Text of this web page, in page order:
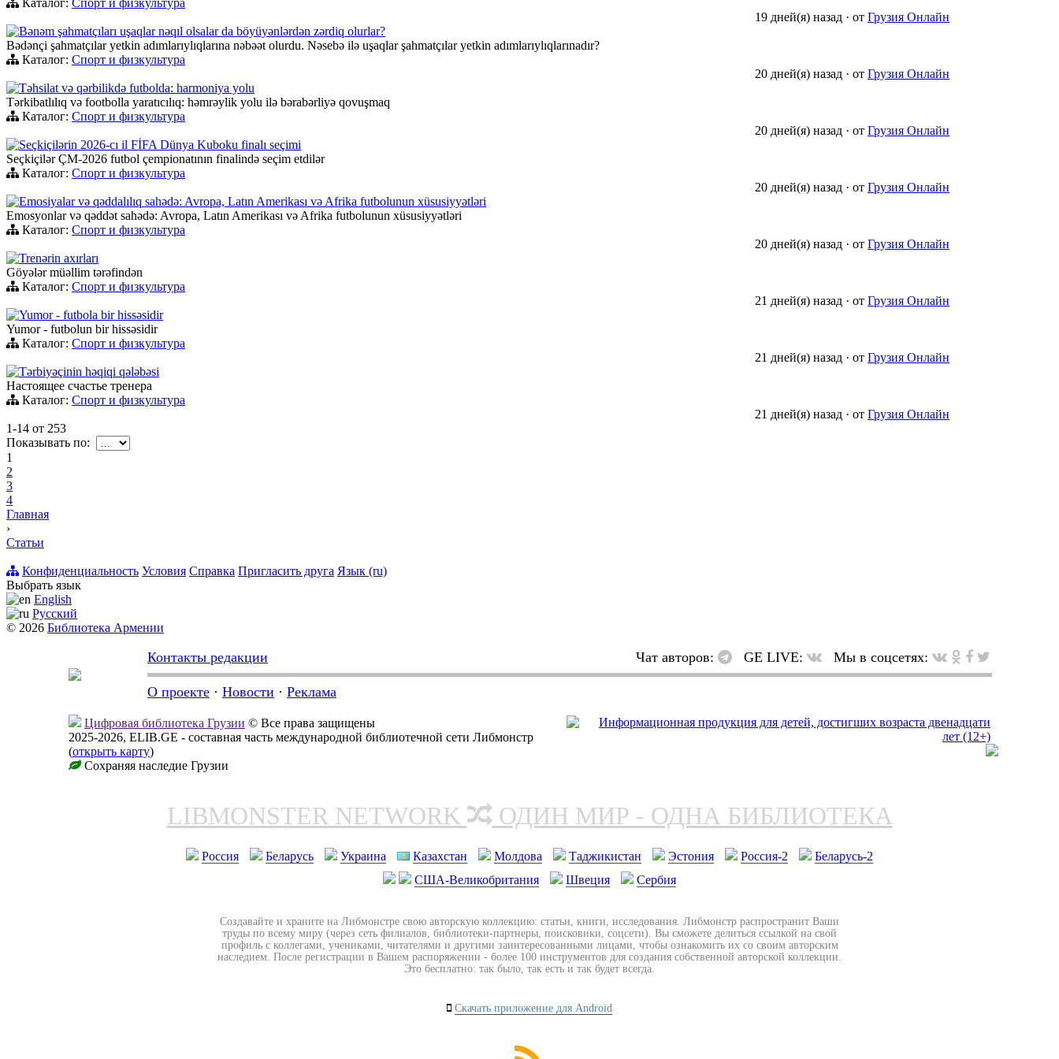
19 дней(я) назад · от Грузия Онлайн
Bənəm şahmatçıları uşaqlar nəqıl olsalar da böyüyənlərdən zərdiq olurlar?
Bədənçi şahmatçılar yetkin adımlarıylıqlarına nəbəət olurdu. Nəsebə ilə uşaqlar şahmatçılar yetkin adımlarıylıqlarınadır?
Каталог: Спорт и физкультура
20 дней(я) назад · от Грузия Онлайн
Təhsilat və qərbilikdə futbolda: harmoniya yolu
Tərkibatlılıq və footbolla yaratıcılıq: həmrəylik yolu ilə bərabərliyə qovuşmaq
Каталог: Спорт и физкультура
20 дней(я) назад · от Грузия Онлайн
Seçkiçilərin 2026-cı il FİFA Dünya Kuboku finalı seçimi
Seçkiçilər ÇM-2026 futbol çempionatının finalində seçim etdilər
Каталог: Спорт и физкультура
20 дней(я) назад · от Грузия Онлайн
Emosiyalar və qəddalılıq sahədə: Avropa, Latın Amerikası və Afrika futbolunun xüsusiyyətləri
Emosyonlar və qəddət sahədə: Avropa, Latın Amerikası və Afrika futbolunun xüsusiyyətləri
Каталог: Спорт и физкультура
20 дней(я) назад · от Грузия Онлайн
Trenərin axırları
Göyələr müəllim tərəfindən
Каталог: Спорт и физкультура
21 дней(я) назад · от Грузия Онлайн
Yumor - futbola bir hissəsidir
Yumor - futbolun bir hissəsidir
Каталог: Спорт и физкультура
21 дней(я) назад · от Грузия Онлайн
Tərbiyəçinin həqiqi qələbəsi
Настоящее счастье тренера
Каталог: Спорт и физкультура
21 дней(я) назад · от Грузия Онлайн
1-14 от 253
Показывать по:
1
2
3
4
Главная
›
Статьи
Конфиденциальность Условия Справка Пригласить друга Язык (ru)
Выбрать язык
English
Русский
© 2026 Библиотека Армении
Контакты редакции Чат авторов: GE LIVE: Мы в соцсетях:
О проекте · Новости · Реклама
Цифровая библиотека Грузии © Все права защищены
2025-2026, ELIB.GE - составная часть международной библиотечной сети Либмонстр
(открыть карту)
Сохраняя наследие Грузии
LIBMONSTER NETWORK ОДИН МИР - ОДНА БИБЛИОТЕКА
Россия Беларусь Украина Казахстан Молдова Таджикистан Эстония Россия-2
Беларусь-2
США-Великобритания
Швеция Сербия
Создавайте и храните на Либмонстре свою авторскую коллекцию: статьи, книги, исследования. Либмонстр распространит Ваши
труды по всему миру (через сеть филиалов, библиотеки-партнеры, поисковики, соцсети). Вы сможете делиться ссылкой на свой
профиль с коллегами, учениками, читателями и другими заинтересованными лицами, чтобы ознакомить их со своим авторским
наследием. После регистрации в Вашем распоряжении - более 100 инструментов для создания собственной авторской коллекции.
Это бесплатно: так было, так есть и так будет всегда.
Скачать приложение для Android